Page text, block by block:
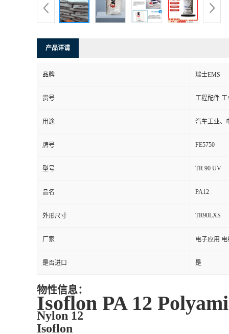
产品详请
品牌 瑞士EMS
货号 工程配件
用途 汽车工业、
牌号 FE5750
型号 TR 90 UV
品名 PA12
外形尺寸 TR90LXS
厂家 电子应用
是否进口 是
物性信息：
Isoflon PA 12
Nylon 12
Isoflon